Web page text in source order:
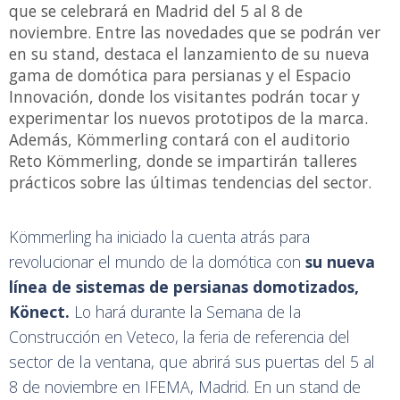
que se celebrará en Madrid del 5 al 8 de
noviembre. Entre las novedades que se podrán ver
en su stand, destaca el lanzamiento de su nueva
gama de domótica para persianas y el Espacio
Innovación, donde los visitantes podrán tocar y
experimentar los nuevos prototipos de la marca.
Además, Kömmerling contará con el auditorio
Reto Kömmerling, donde se impartirán talleres
prácticos sobre las últimas tendencias del sector.
Kömmerling ha iniciado la cuenta atrás para
revolucionar el mundo de la domótica con su nueva
línea de sistemas de persianas domotizados,
Könect. Lo hará durante la Semana de la
Construcción en Veteco, la feria de referencia del
sector de la ventana, que abrirá sus puertas del 5 al
8 de noviembre en IFEMA, Madrid. En un stand de